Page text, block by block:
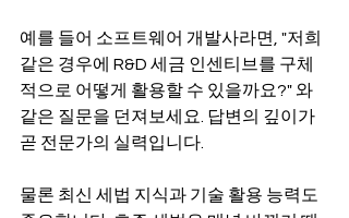
예를 들어 소프트웨어 개발사라면, "저희
같은 경우에 R&D 세금 인센티브를 구체
적으로 어떻게 활용할 수 있을까요?" 와
같은 질문을 던져보세요. 답변의 깊이가
곧 전문가의 실력입니다.
물론 최신 세법 지식과 기술 활용 능력도